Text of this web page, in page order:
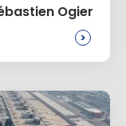
Ogier
>